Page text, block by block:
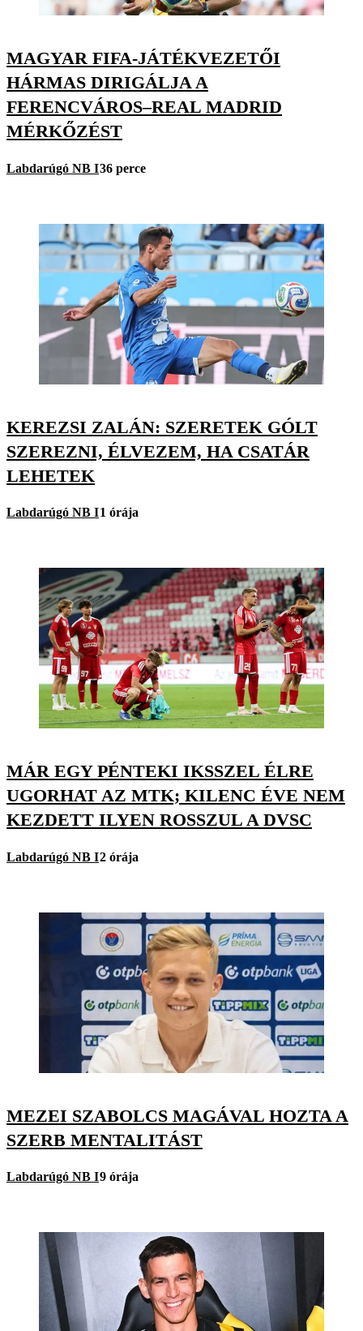
MAGYAR FIFA-JÁTÉKVEZETŐI
HÁRMAS DIRIGÁLJA A
FERENCVÁROS–REAL MADRID
MÉRKŐZÉST
Labdarúgó NB I36 perce
KEREZSI ZALÁN: SZERETEK GÓLT
SZEREZNI, ÉLVEZEM, HA CSATÁR
LEHETEK
Labdarúgó NB I1 órája
MÁR EGY PÉNTEKI IKSSZEL ÉLRE
UGORHAT AZ MTK; KILENC ÉVE NEM
KEZDETT ILYEN ROSSZUL A DVSC
Labdarúgó NB I2 órája
MEZEI SZABOLCS MAGÁVAL HOZTA A
SZERB MENTALITÁST
Labdarúgó NB I9 órája